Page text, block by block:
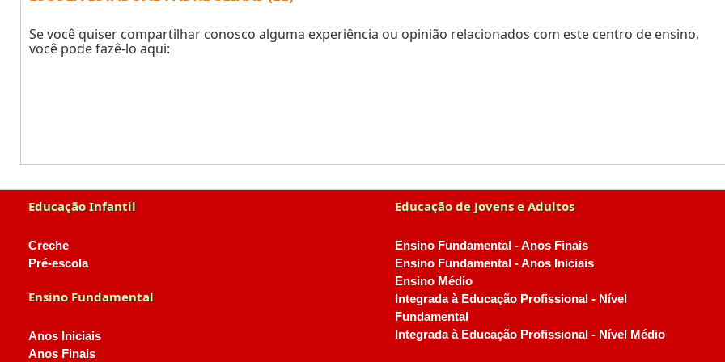
Se você quiser compartilhar conosco alguma experiência ou opinião relacionados com este centro de ensino,
você pode fazê-lo aqui:
Educação Infantil
Creche
Pré-escola
Ensino Fundamental
Anos Iniciais
Anos Finais
Educação de Jovens e Adultos
Ensino Fundamental - Anos Finais
Ensino Fundamental - Anos Iniciais
Ensino Médio
Integrada à Educação Profissional - Nível
Fundamental
Integrada à Educação Profissional - Nível Médio